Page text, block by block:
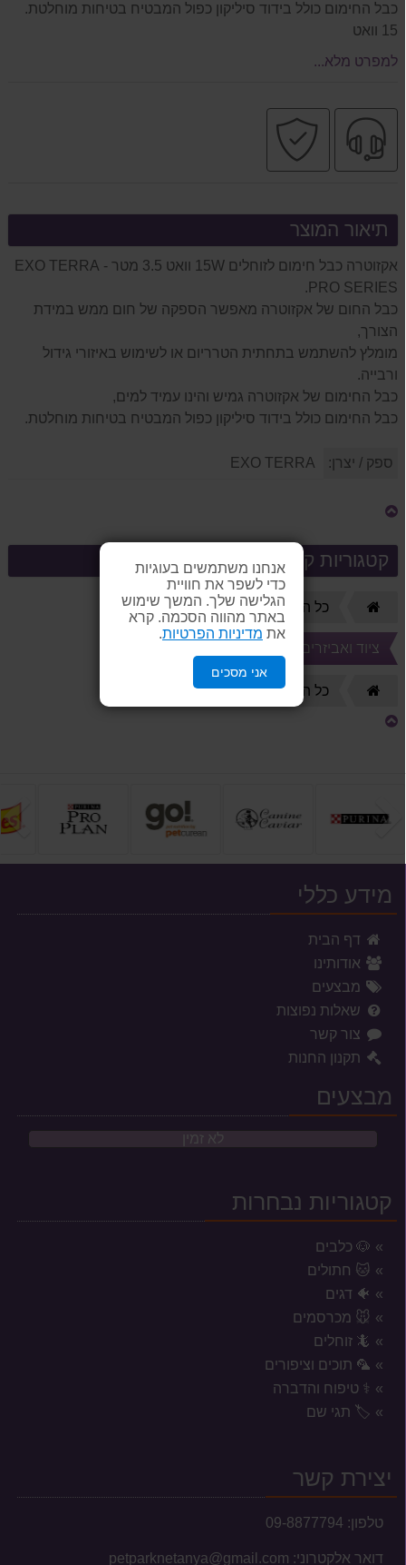
אנחנו משתמשים בעוגיות
כדי לשפר את חוויית
הגלישה שלך. המשך שימוש
באתר מהווה הסכמה. קרא
את מדיניות הפרטיות.
אני מסכים
כבל החימום כולל בידוד סיליקון כפול המבטיח בטיחות מוחלטת.
15 וואט
למפרט מלא...
שירות
מקצועי
תיאור המוצר
אקזוטרה כבל חימום לזוחלים 15W וואט 3.5 מטר - EXO TERRA
PRO SERIES.
כבל החום של אקזוטרה מאפשר הספקה של חום ממש במידת
הצורך,
מומלץ להשתמש בתחתית הטרריום או לשימוש באיזורי גידול
ורבייה.
כבל החימום של אקזוטרה גמיש והינו עמיד למים,
כבל החימום כולל בידוד סיליקון כפול המבטיח בטיחות מוחלטת.
ספק / יצרן:
קטגוריות קשורות
כל המוצרים 🦎 זוחלים
ציוד ואביזרים לזוחלים
כל המוצרים 🦎 זוחלים
הקודם
מידע כללי
דף הבית
אודותינו
מבצעים
שאלות נפוצות
צור קשר
תקנון החנות
מבצעים
לא זמין
קטגוריות נבחרות
🐶 כלבים
🐱 חתולים
🐠 דגים
🐭 מכרסמים
🦎 זוחלים
🦜 תוכים וציפורים
⚕️ טיפוח והדברה
🏷️ תגי שם
יצירת קשר
טלפון: 09-8877794
דואר אלקטרוני: petparknetanya@gmail.com
אזורי משלוח לשקי מזון, אקווריומים